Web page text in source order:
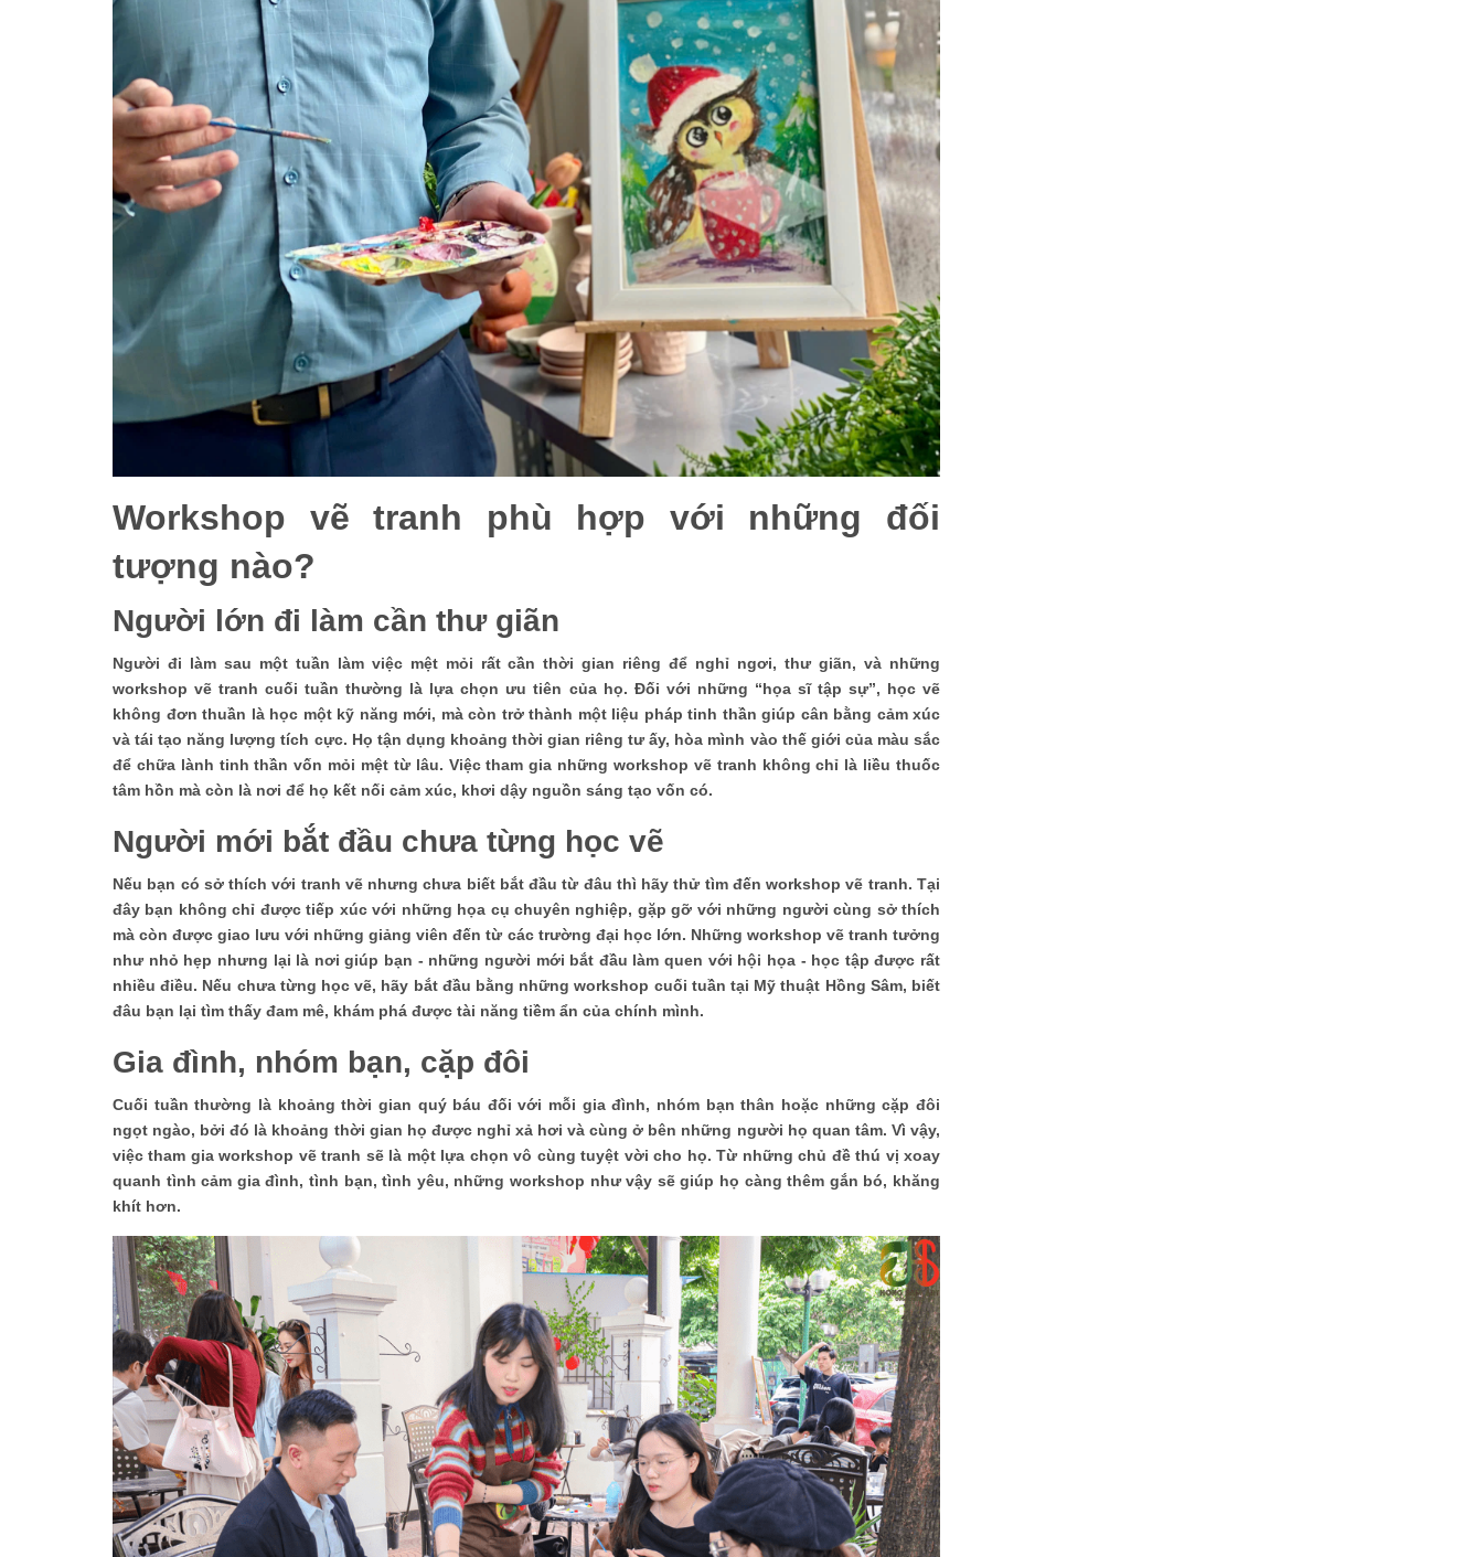
Workshop vẽ tranh phù hợp với những đối
tượng nào?
Người lớn đi làm cần thư giãn
Người đi làm sau một tuần làm việc mệt mỏi rất cần thời gian riêng để nghỉ ngơi, thư giãn, và những
workshop vẽ tranh cuối tuần thường là lựa chọn ưu tiên của họ. Đối với những “họa sĩ tập sự”, học vẽ
không đơn thuần là học một kỹ năng mới, mà còn trở thành một liệu pháp tinh thần giúp cân bằng cảm xúc
và tái tạo năng lượng tích cực. Họ tận dụng khoảng thời gian riêng tư ấy, hòa mình vào thế giới của màu sắc
để chữa lành tinh thần vốn mỏi mệt từ lâu. Việc tham gia những workshop vẽ tranh không chỉ là liều thuốc
tâm hồn mà còn là nơi để họ kết nối cảm xúc, khơi dậy nguồn sáng tạo vốn có.
Người mới bắt đầu chưa từng học vẽ
Nếu bạn có sở thích với tranh vẽ nhưng chưa biết bắt đầu từ đâu thì hãy thử tìm đến workshop vẽ tranh. Tại
đây bạn không chỉ được tiếp xúc với những họa cụ chuyên nghiệp, gặp gỡ với những người cùng sở thích
mà còn được giao lưu với những giảng viên đến từ các trường đại học lớn. Những workshop vẽ tranh tưởng
như nhỏ hẹp nhưng lại là nơi giúp bạn - những người mới bắt đầu làm quen với hội họa - học tập được rất
nhiều điều. Nếu chưa từng học vẽ, hãy bắt đầu bằng những workshop cuối tuần tại Mỹ thuật Hồng Sâm, biết
đâu bạn lại tìm thấy đam mê, khám phá được tài năng tiềm ẩn của chính mình.
Gia đình, nhóm bạn, cặp đôi
Cuối tuần thường là khoảng thời gian quý báu đối với mỗi gia đình, nhóm bạn thân hoặc những cặp đôi
ngọt ngào, bởi đó là khoảng thời gian họ được nghỉ xả hơi và cùng ở bên những người họ quan tâm. Vì vậy,
việc tham gia workshop vẽ tranh sẽ là một lựa chọn vô cùng tuyệt vời cho họ. Từ những chủ đề thú vị xoay
quanh tình cảm gia đình, tình bạn, tình yêu, những workshop như vậy sẽ giúp họ càng thêm gắn bó, khăng
khít hơn.